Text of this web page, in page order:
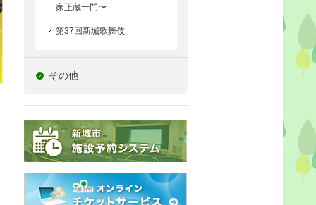
家正蔵一門〜
第37回新城歌舞伎
その他